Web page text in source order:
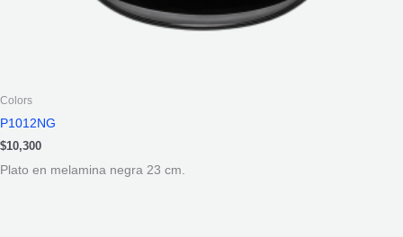
Colors
P1012NG
$10,300
Plato en melamina negra 23 cm.